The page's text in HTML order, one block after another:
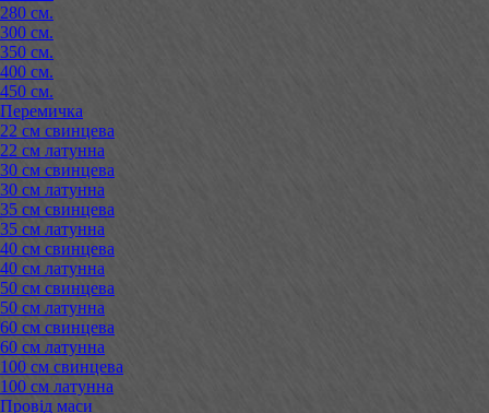
280 см.
300 см.
350 см.
400 см.
450 см.
Перемичка
22 см свинцева
22 см латунна
30 см свинцева
30 см латунна
35 см свинцева
35 см латунна
40 см свинцева
40 см латунна
50 см свинцева
50 см латунна
60 см свинцева
60 см латунна
100 см свинцева
100 см латунна
Провід маси